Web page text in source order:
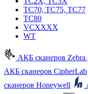
TC70, TC75, TC77
TC80
VCXXXX
WT
АКБ сканеров Zebra
АКБ сканеров CipherLab
сканеров Honeywell